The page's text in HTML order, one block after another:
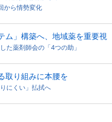
から情勢変化
ム」構築へ、地域薬を重要視
た薬剤師会の「4つの助」
取り組みに本腰を
にくい」払拭へ